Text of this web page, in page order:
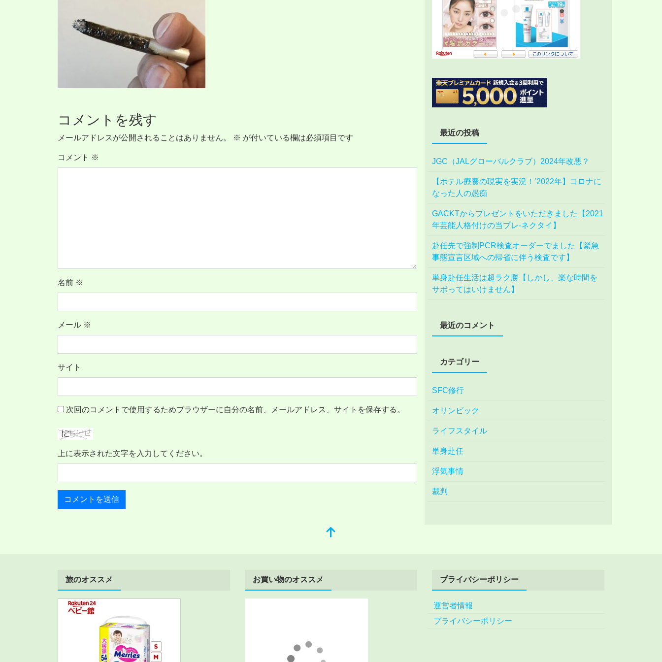
コメントを残す
メールアドレスが公開されることはありません。 ※ が付いている欄は必須項目です
コメント ※
名前 ※
メール ※
サイト
次回のコメントで使用するためブラウザーに自分の名前、メールアドレス、サイトを保存する。
上に表示された文字を入力してください。
最近の投稿
JGC（JALグローバルクラブ）2024年改悪？
【ホテル療養の現実を実況！’2022年】コロナに
なった人の愚痴
GACKTからプレゼントをいただきました【2021
年芸能人格付けの当プレ-ネクタイ】
赴任先で強制PCR検査オーダーでました【緊急
事態宣言区域への帰省に伴う検査です】
単身赴任生活は超ラク勝【しかし、楽な時間を
サボってはいけません】
最近のコメント
カテゴリー
SFC修行
オリンピック
ライフスタイル
単身赴任
浮気事情
裁判
旅のオススメ お買い物のオススメ プライバシーポリシー
運営者情報
プライバシーポリシー